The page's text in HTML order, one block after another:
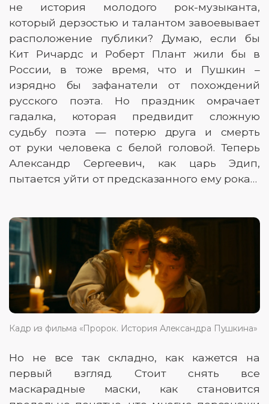
не история молодого рок-музыканта,
который дерзостью и талантом завоевывает
расположение публики? Думаю, если бы
Кит Ричардс и Роберт Плант жили бы в
России, в тоже время, что и Пушкин –
изрядно бы зафанатели от похождений
русского поэта. Но праздник омрачает
гадалка, которая предвидит сложную
судьбу поэта — потерю друга и смерть
от руки человека с белой головой. Теперь
Александр Сергеевич, как царь Эдип,
пытается уйти от предсказанного ему рока…
Кадр из фильма «Пророк. История Александра Пушкина»
Но не все так складно, как кажется на
первый взгляд. Стоит снять все
маскарадные маски, как становится